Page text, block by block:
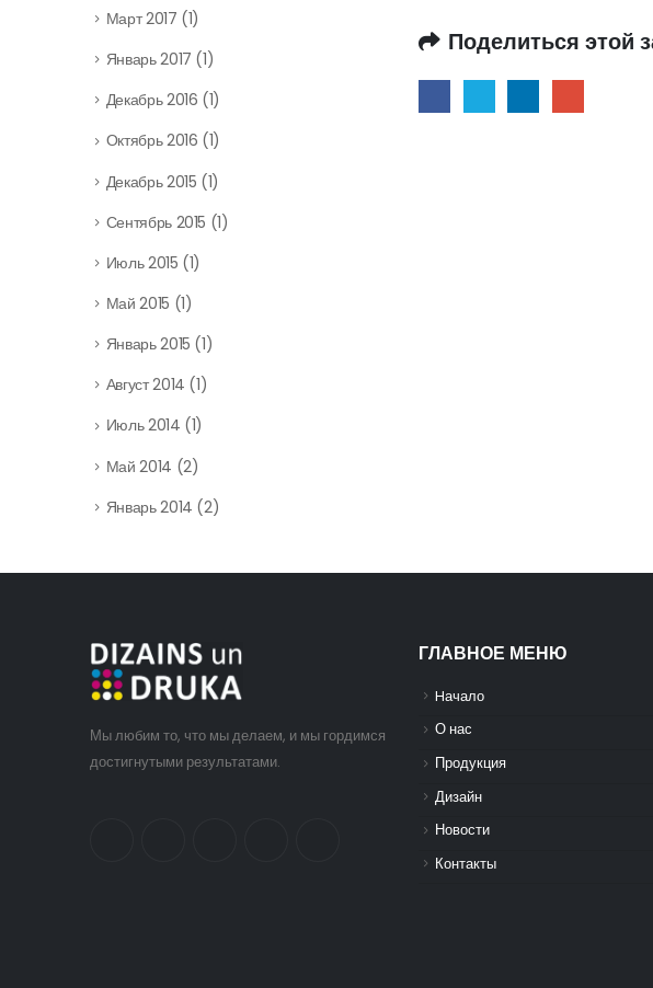
Поделиться этой
Март 2017 (1)
Январь 2017 (1)
Декабрь 2016 (1)
Октябрь 2016 (1)
Декабрь 2015 (1)
Сентябрь 2015 (1)
Июль 2015 (1)
Май 2015 (1)
Январь 2015 (1)
Август 2014 (1)
Июль 2014 (1)
Май 2014 (2)
Январь 2014 (2)
Мы любим то, что мы делаем, и мы гордимся
достигнутыми результатами.
ГЛАВНОЕ МЕНЮ
Hачало
О нас
Продукция
Дизайн
Новости
Контакты